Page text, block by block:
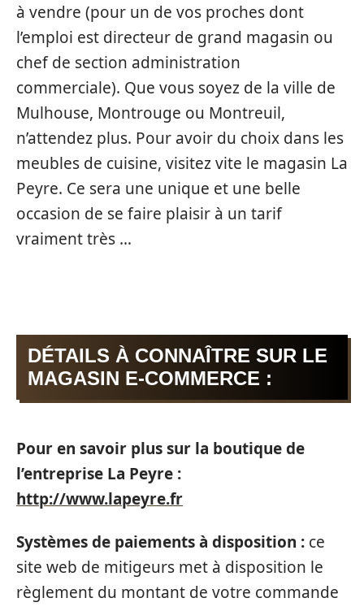
à vendre (pour un de vos proches dont
l’emploi est directeur de grand magasin ou
chef de section administration
commerciale). Que vous soyez de la ville de
Mulhouse, Montrouge ou Montreuil,
n’attendez plus. Pour avoir du choix dans les
meubles de cuisine, visitez vite le magasin La
Peyre. Ce sera une unique et une belle
occasion de se faire plaisir à un tarif
vraiment très …
DÉTAILS À CONNAÎTRE SUR LE
MAGASIN E-COMMERCE :
Pour en savoir plus sur la boutique de
l’entreprise La Peyre :
http://www.lapeyre.fr
Systèmes de paiements à disposition : ce
site web de mitigeurs met à disposition le
règlement du montant de votre commande